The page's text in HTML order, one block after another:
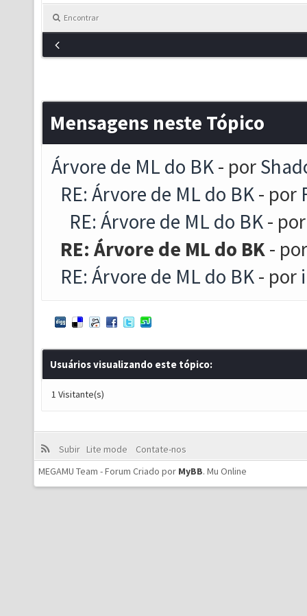
Encontrar
Mensagens neste Tópico
Árvore de ML do BK- por
RE: Árvore de ML do BK- por
RE: Árvore de ML do BK-
RE: Árvore de ML do BK-
RE: Árvore de ML do BK- por
Usuários visualizando este tópico:
1 Visitante(s)
Subir Lite mode
Contate-nos
MEGAMU Team - Forum Criado por MyBB. Mu Online